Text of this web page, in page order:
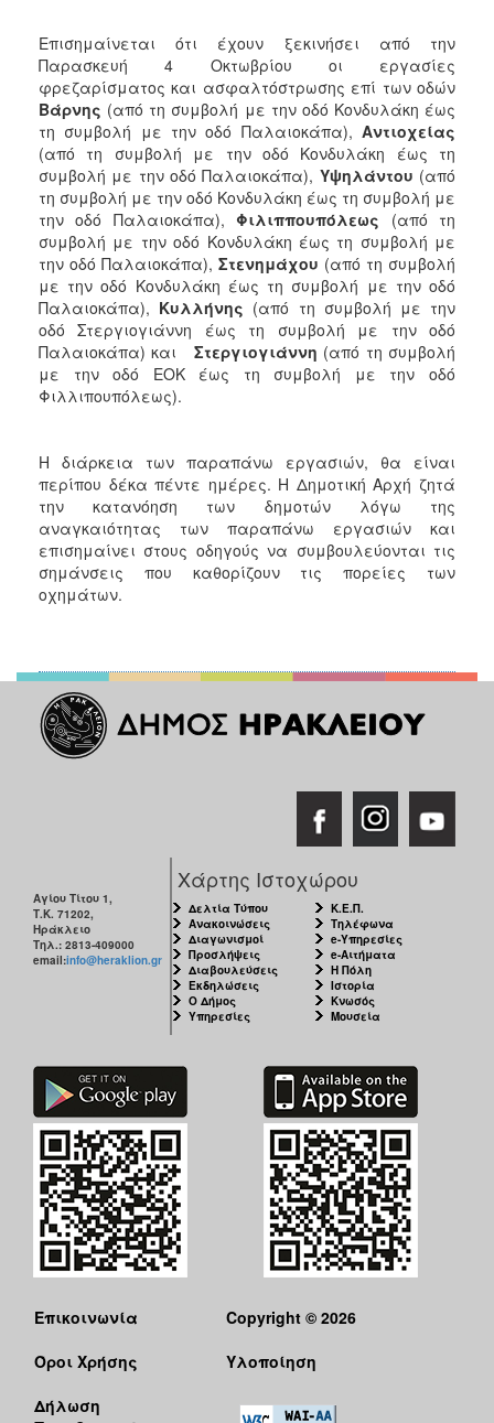
Επισημαίνεται ότι έχουν ξεκινήσει από την
Παρασκευή 4 Οκτωβρίου οι εργασίες
φρεζαρίσματος και ασφαλτόστρωσης επί των οδών
Βάρνης (από τη συμβολή με την οδό Κονδυλάκη έως
τη συμβολή με την οδό Παλαιοκάπα), Αντιοχείας
(από τη συμβολή με την οδό Κονδυλάκη έως τη
συμβολή με την οδό Παλαιοκάπα), Υψηλάντου (από
τη συμβολή με την οδό Κονδυλάκη έως τη συμβολή με
την οδό Παλαιοκάπα),Φιλιππουπόλεως (από τη
συμβολή με την οδό Κονδυλάκη έως τη συμβολή με
την οδό Παλαιοκάπα), Στενημάχου (από τη συμβολή
με την οδό Κονδυλάκη έως τη συμβολή με την οδό
Παλαιοκάπα), Κυλλήνης (από τη συμβολή με την
οδό Στεργιογιάννη έως τη συμβολή με την οδό
Παλαιοκάπα) καιΣτεργιογιάννη (από τη συμβολή
με την οδό ΕΟΚ έως τη συμβολή με την οδό
Φιλλιπουπόλεως).
Η διάρκεια των παραπάνω εργασιών, θα είναι
περίπου δέκα πέντε ημέρες. Η Δημοτική Αρχή ζητά
την κατανόηση των δημοτών λόγω της
αναγκαιότητας των παραπάνω εργασιών και
επισημαίνει στους οδηγούς να συμβουλεύονται τις
σημάνσεις που καθορίζουν τις πορείες των
οχημάτων.
Αγίου Τίτου 1,
Τ.Κ. 71202,
Ηράκλειο
Τηλ.: 2813-409000
email:info@heraklion.gr
Χάρτης Ιστοχώρου
Δελτία Τύπου
Ανακοινώσεις
Διαγωνισμοί
Προσλήψεις
Διαβουλεύσεις
Εκδηλώσεις
Ο Δήμος
Υπηρεσίες
Κ.Ε.Π.
Τηλέφωνα
e-Υπηρεσίες
e-Αιτήματα
Η Πόλη
Ιστορία
Κνωσός
Μουσεία
Επικοινωνία
Όροι Χρήσης
Δήλωση
Copyright © 2026
Υλοποίηση